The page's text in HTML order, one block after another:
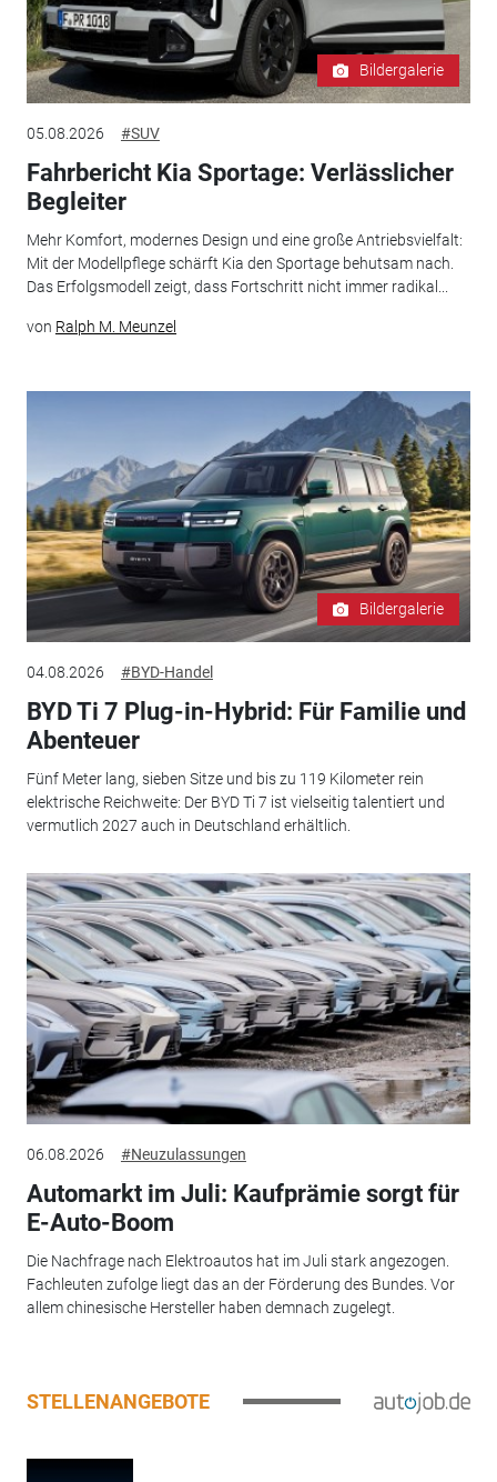
Bildergalerie
05.08.2026 #SUV
Fahrbericht Kia Sportage: Verlässlicher
Begleiter
Mehr Komfort, modernes Design und eine große Antriebsvielfalt:
Mit der Modellpflege schärft Kia den Sportage behutsam nach.
Das Erfolgsmodell zeigt, dass Fortschritt nicht immer radikal...
von Ralph M. Meunzel
Bildergalerie
04.08.2026 #BYD-Handel
BYD Ti 7 Plug-in-Hybrid: Für Familie und
Abenteuer
Fünf Meter lang, sieben Sitze und bis zu 119 Kilometer rein
elektrische Reichweite: Der BYD Ti 7 ist vielseitig talentiert und
vermutlich 2027 auch in Deutschland erhältlich.
06.08.2026 #Neuzulassungen
Automarkt im Juli: Kaufprämie sorgt für
E-Auto-Boom
Die Nachfrage nach Elektroautos hat im Juli stark angezogen.
Fachleuten zufolge liegt das an der Förderung des Bundes. Vor
allem chinesische Hersteller haben demnach zugelegt.
STELLENANGEBOTE